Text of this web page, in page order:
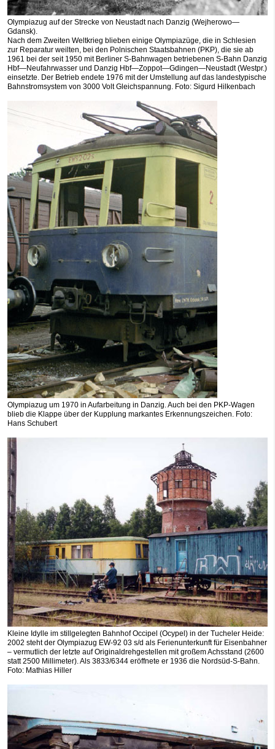
Olympiazug auf der Strecke von Neustadt nach Danzig (Wejherowo—
Gdansk).
Nach dem Zweiten Weltkrieg blieben einige Olympiazüge, die in Schlesien
zur Reparatur weilten, bei den Polnischen Staatsbahnen (PKP), die sie ab
1961 bei der seit 1950 mit Berliner S-Bahnwagen betriebenen S-Bahn Danzig
Hbf—Neufahrwasser und Danzig Hbf—Zoppot—Gdingen—Neustadt (Westpr.)
einsetzte. Der Betrieb endete 1976 mit der Umstellung auf das landestypische
Bahnstromsystem von 3000 Volt Gleichspannung. Foto: Sigurd Hilkenbach
Olympiazug um 1970 in Aufarbeitung in Danzig. Auch bei den PKP-Wagen
blieb die Klappe über der Kupplung markantes Erkennungszeichen. Foto:
Hans Schubert
Kleine Idylle im stillgelegten Bahnhof Occipel (Ocypel) in der Tucheler Heide:
2002 steht der Olympiazug EW-92 03 s/d als Ferienunterkunft für Eisenbahner
– vermutlich der letzte auf Originaldrehgestellen mit großem Achsstand (2600
statt 2500 Millimeter). Als 3833/6344 eröffnete er 1936 die Nordsüd-S-Bahn.
Foto: Mathias Hiller